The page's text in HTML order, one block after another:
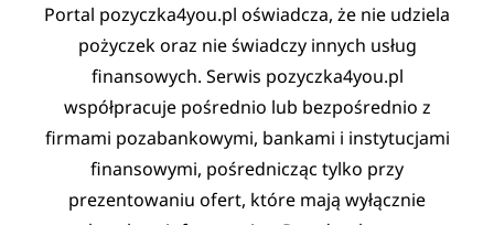
Portal pozyczka4you.pl oświadcza, że nie udziela
pożyczek oraz nie świadczy innych usług
finansowych. Serwis pozyczka4you.pl
współpracuje pośrednio lub bezpośrednio z
firmami pozabankowymi, bankami i instytucjami
finansowymi, pośrednicząc tylko przy
prezentowaniu ofert, które mają wyłącznie